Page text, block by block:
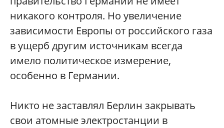
никакого контроля. Но увеличение
зависимости Европы от российского газа
в ущерб другим источникам всегда
имело политическое измерение,
особенно в Германии.
Никто не заставлял Берлин закрывать
свои атомные электростанции в